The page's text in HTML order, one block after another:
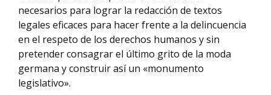
necesarios para lograr la redacción de textos
legales eficaces para hacer frente a la delincuencia
en el respeto de los derechos humanos y sin
pretender consagrar el último grito de la moda
germana y construir así un «monumento
legislativo».